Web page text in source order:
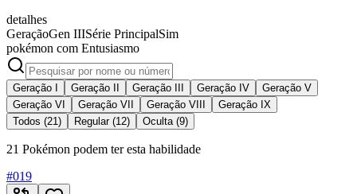
detalhes
GeraçãoGen IIISérie PrincipalSim
pokémon com Entusiasmo
Geração I Geração II Geração III Geração IV
Geração V
Geração VI
Geração VII Geração VIII
Geração IX
Todos (21)
Regular (12) Oculta (9)
21 Pokémon podem ter esta habilidade
#019